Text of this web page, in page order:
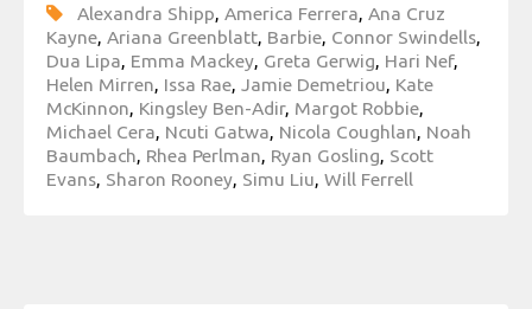
Alexandra Shipp, America Ferrera, Ana Cruz
Kayne, Ariana Greenblatt, Barbie, Connor Swindells,
Dua Lipa, Emma Mackey, Greta Gerwig, Hari Nef,
Helen Mirren, Issa Rae, Jamie Demetriou, Kate
McKinnon, Kingsley Ben-Adir, Margot Robbie,
Michael Cera, Ncuti Gatwa, Nicola Coughlan, Noah
Baumbach, Rhea Perlman, Ryan Gosling, Scott
Evans, Sharon Rooney, Simu Liu, Will Ferrell